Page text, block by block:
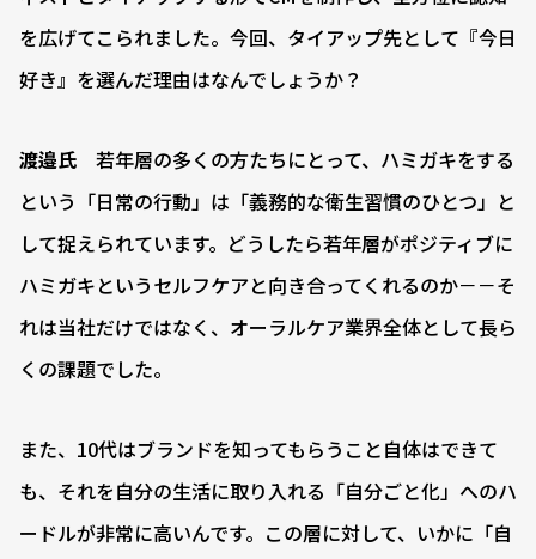
を広げてこられました。今回、タイアップ先として『今日
好き』を選んだ理由はなんでしょうか？
渡邉氏 若年層の多くの方たちにとって、ハミガキをする
という「日常の行動」は「義務的な衛生習慣のひとつ」と
して捉えられています。どうしたら若年層がポジティブに
ハミガキというセルフケアと向き合ってくれるのか－－そ
れは当社だけではなく、オーラルケア業界全体として長ら
くの課題でした。
また、10代はブランドを知ってもらうこと自体はできて
も、それを自分の生活に取り入れる「自分ごと化」へのハ
ードルが非常に高いんです。この層に対して、いかに「自